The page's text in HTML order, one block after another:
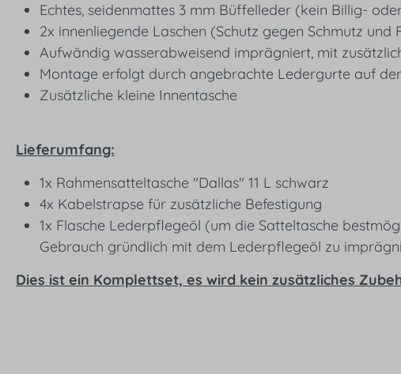
Echtes, seidenmattes 3 mm Büffelleder (kein Billig-
2x innenliegende Laschen (Schutz gegen Schmutz und
Aufwändig wasserabweisend imprägniert, mit
Montage erfolgt durch angebrachte Ledergurte auf
Zusätzliche kleine Innentasche
Lieferumfang:
1x Rahmensatteltasche "Dallas" 11 L schwarz
4x Kabelstrapse für zusätzliche Befestigung
1x Flasche Lederpflegeöl (um die Satteltasche
Gebrauch gründlich mit dem Lederpflegeöl zu
Dies ist ein Komplettset, es wird kein zusätzliches